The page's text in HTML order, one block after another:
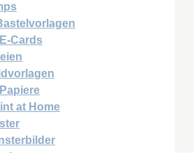
Cards
at Home